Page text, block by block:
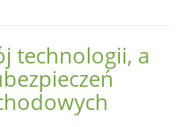
technologii, a